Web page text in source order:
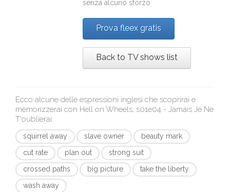
senza alcuno sforzo
Prova fleex gratis
Back to TV shows list
Ecco alcune delle espressioni inglesi che scoprirai e
memorizzerai con Hell on Wheels, s01e04 - Jamais Je Ne
T'oublierai:
squirrel away slave owner
beauty mark
cut rate
plan out
strong suit
crossed paths
big picture
take the liberty
wash away